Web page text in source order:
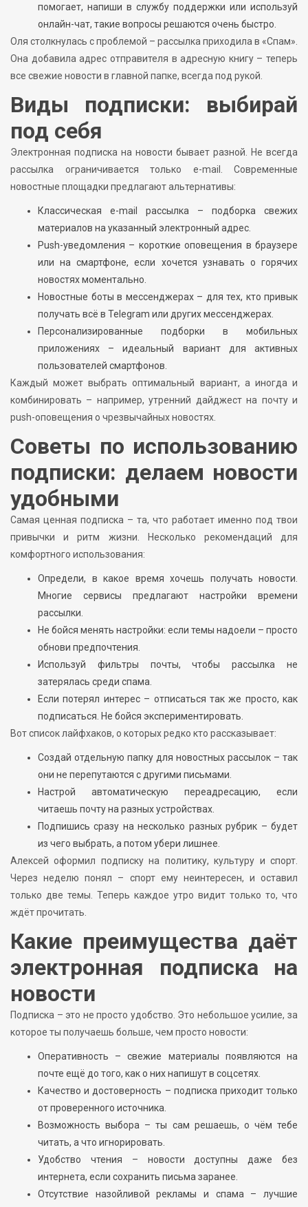
помогает, напиши в службу поддержки или используй
онлайн-чат, такие вопросы решаются очень быстро.
Оля столкнулась с проблемой – рассылка приходила в «Спам».
Она добавила адрес отправителя в адресную книгу – теперь
все свежие новости в главной папке, всегда под рукой.
Виды подписки: выбирай
под себя
Электронная подписка на новости бывает разной. Не всегда
рассылка ограничивается только e-mail. Современные
новостные площадки предлагают альтернативы:
Классическая e-mail рассылка – подборка свежих
материалов на указанный электронный адрес.
Push-уведомления – короткие оповещения в браузере
или на смартфоне, если хочется узнавать о горячих
новостях моментально.
Новостные боты в мессенджерах – для тех, кто привык
получать всё в Telegram или других мессенджерах.
Персонализированные подборки в мобильных
приложениях – идеальный вариант для активных
пользователей смартфонов.
Каждый может выбрать оптимальный вариант, а иногда и
комбинировать – например, утренний дайджест на почту и
push-оповещения о чрезвычайных новостях.
Советы по использованию
подписки: делаем новости
удобными
Самая ценная подписка – та, что работает именно под твои
привычки и ритм жизни. Несколько рекомендаций для
комфортного использования:
Определи, в какое время хочешь получать новости.
Многие сервисы предлагают настройки времени
рассылки.
Не бойся менять настройки: если темы надоели – просто
обнови предпочтения.
Используй фильтры почты, чтобы рассылка не
затерялась среди спама.
Если потерял интерес – отписаться так же просто, как
подписаться. Не бойся экспериментировать.
Вот список лайфхаков, о которых редко кто рассказывает:
Создай отдельную папку для новостных рассылок – так
они не перепутаются с другими письмами.
Настрой автоматическую переадресацию, если
читаешь почту на разных устройствах.
Подпишись сразу на несколько разных рубрик – будет
из чего выбрать, а потом убери лишнее.
Алексей оформил подписку на политику, культуру и спорт.
Через неделю понял – спорт ему неинтересен, и оставил
только две темы. Теперь каждое утро видит только то, что
ждёт прочитать.
Какие преимущества даёт
электронная подписка на
новости
Подписка – это не просто удобство. Это небольшое усилие, за
которое ты получаешь больше, чем просто новости:
Оперативность – свежие материалы появляются на
почте ещё до того, как о них напишут в соцсетях.
Качество и достоверность – подписка приходит только
от проверенного источника.
Возможность выбора – ты сам решаешь, о чём тебе
читать, а что игнорировать.
Удобство чтения – новости доступны даже без
интернета, если сохранить письма заранее.
Отсутствие назойливой рекламы и спама – лучшие